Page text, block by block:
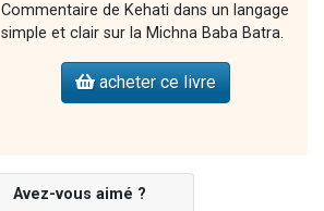
Commentaire de Kehati dans un langage
simple et clair sur la Michna Baba Batra.
acheter ce livre
Avez-vous aimé ?